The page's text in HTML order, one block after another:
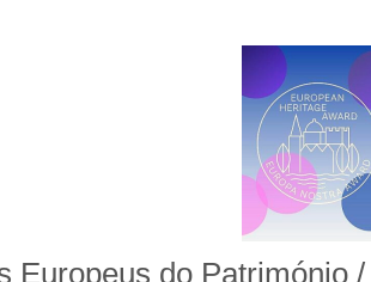
Europeus do Património